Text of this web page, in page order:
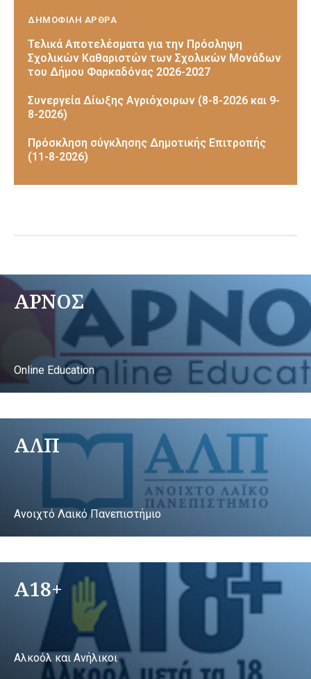
ΔΗΜΟΦΙΛΗ ΑΡΘΡΑ
Τελικά Αποτελέσματα για την Πρόσληψη
Σχολικών Καθαριστών των Σχολικών Μονάδων
του Δήμου Φαρκαδόνας 2026-2027
Συνεργεία Δίωξης Αγριόχοιρων (8-8-2026 και 9-
8-2026)
Πρόσκληση σύγκλησης Δημοτικής Επιτροπής
(11-8-2026)
ΑΡΝΟΣ
Online Education
ΑΛΠ
Ανοιχτό Λαικό Πανεπιστήμιο
A18+
Αλκοόλ και Ανήλικοι